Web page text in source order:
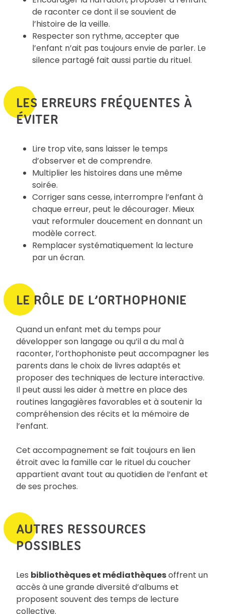
de raconter ce dont il se souvient de
l’histoire de la veille.
Respecter son rythme, accepter que
l’enfant n’ait pas toujours envie de parler. Le
silence partagé fait aussi partie du rituel.
LES ERREURS FRÉQUENTES À
ÉVITER
Lire trop vite, sans laisser le temps
d’observer et de comprendre.
Multiplier les histoires dans une même
soirée.
Corriger sans cesse, interrompre l’enfant à
chaque erreur, peut le décourager. Mieux
vaut reformuler doucement en donnant un
modèle correct.
Remplacer systématiquement la lecture
par un écran.
LE RÔLE DE L’ORTHOPHONIE
Quand un enfant met du temps pour
développer son langage ou qu’il a du mal à
raconter, l’orthophoniste peut accompagner les
parents dans le choix de livres adaptés et
proposer des techniques de lecture interactive.
Il peut aussi les aider à mettre en place des
routines langagières favorables et à soutenir la
compréhension des récits et la mémoire de
l’enfant.
Cet accompagnement se fait toujours en lien
étroit avec la famille car le rituel du coucher
appartient avant tout au quotidien de l’enfant et
de ses proches.
AUTRES RESSOURCES
POSSIBLES
Les bibliothèques et médiathèquesoffrent un
accès à une grande diversité d’albums et
proposent souvent des temps de lecture
collective.